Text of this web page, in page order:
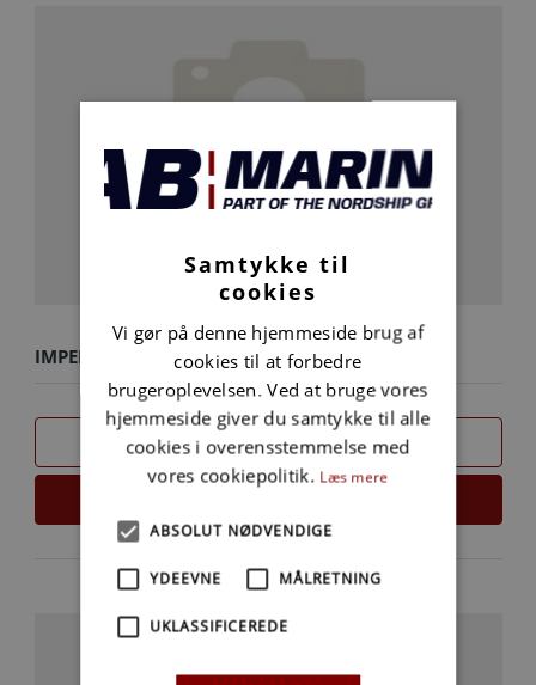
IMPELLER REPAIR KIT
SAMMENLIGN
Samtykke til
cookies
Vi gør på denne hjemmeside brug af
cookies til at forbedre
brugeroplevelsen. Ved at bruge vores
hjemmeside giver du samtykke til alle
cookies i overensstemmelse med
vores cookiepolitik. Læs mere
ABSOLUT NØDVENDIGE
YDEEVNE MÅLRETNING
UKLASSIFICEREDE